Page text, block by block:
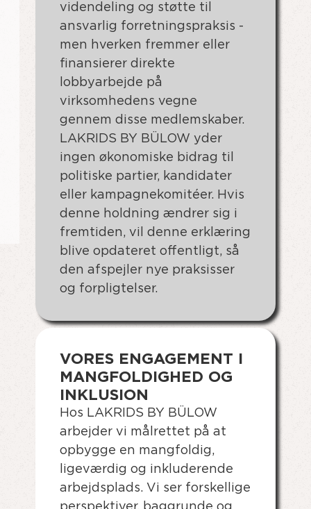
videndeling og støtte til
ansvarlig forretningspraksis -
men hverken fremmer eller
finansierer direkte
lobbyarbejde på
virksomhedens vegne
gennem disse medlemskaber.
LAKRIDS BY BÜLOW yder
ingen økonomiske bidrag til
politiske partier, kandidater
eller kampagnekomitéer. Hvis
denne holdning ændrer sig i
fremtiden, vil denne erklæring
blive opdateret offentligt, så
den afspejler nye praksisser
og forpligtelser.
VORES ENGAGEMENT I
MANGFOLDIGHED OG
INKLUSION
Hos LAKRIDS BY BÜLOW
arbejder vi målrettet på at
opbygge en mangfoldig,
ligeværdig og inkluderende
arbejdsplads. Vi ser forskellige